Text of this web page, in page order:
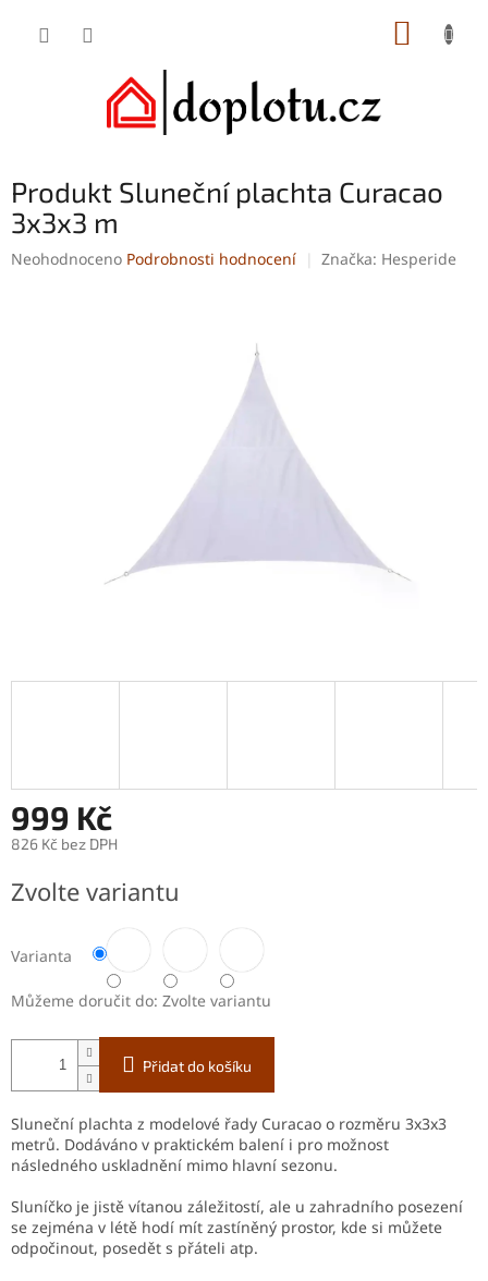
Produkt Sluneční plachta Curacao
3x3x3 m
Průměrné
Neohodnoceno Podrobnosti hodnocení Značka: Hesperide
999 Kč
826 Kč bez DPH
cena:
Zvolte variantu
Varianta
Můžeme doručit do: Zvolte variantu
Přidat do košíku
Sluneční plachta z modelové řady Curacao o rozměru 3x3x3
metrů. Dodáváno v praktickém balení i pro možnost
následného uskladnění mimo hlavní sezonu.
Sluníčko je jistě vítanou záležitostí, ale u zahradního posezení
se zejména v létě hodí mít zastíněný prostor, kde si můžete
odpočinout, posedět s přáteli atp.